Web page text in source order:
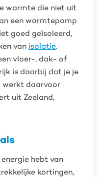
warmte die niet uit
een warmtepomp
goed geïsoleerd,
van isolatie.
vloer-, dak- of
is daarbij dat je je
werkt daarvoor
uit Zeeland,
hebt van
kortingen,